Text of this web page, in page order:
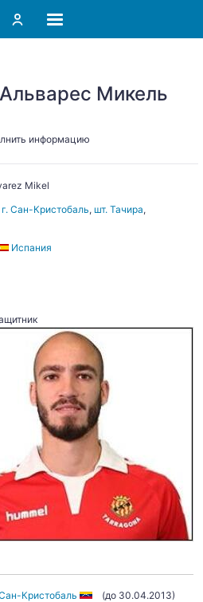
Микель
информацию
Mikel
г. Сан-Кристобаль, шт. Тачира,
Испания
Кристобаль (до 30.04.2013)